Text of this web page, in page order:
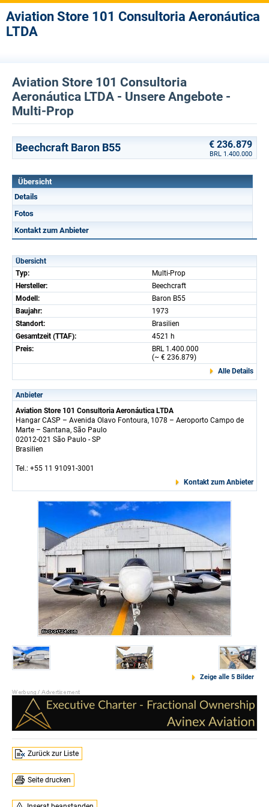
Aviation Store 101 Consultoria Aeronáutica
LTDA
Aviation Store 101 Consultoria
Aeronáutica LTDA - Unsere Angebote -
Multi-Prop
Beechcraft Baron B55 € 236.879
BRL 1.400.000
Übersicht
Details
Fotos
Kontakt zum Anbieter
Übersicht
Typ:
Multi-Prop
Hersteller:
Beechcraft
Modell:
Baron B55
Baujahr:
1973
Standort:
Brasilien
Gesamtzeit (TTAF):
4521 h
Preis:
BRL 1.400.000
(~ € 236.879)
Alle Details
Anbieter
Aviation Store 101 Consultoria Aeronáutica LTDA
Hangar CASP – Avenida Olavo Fontoura, 1078 – Aeroporto Campo de
Marte – Santana, São Paulo
02012-021 São Paulo - SP
Brasilien
Tel.: +55 11 91091-3001
Kontakt zum Anbieter
Zeige alle 5 Bilder
Zurück zur Liste
Seite drucken